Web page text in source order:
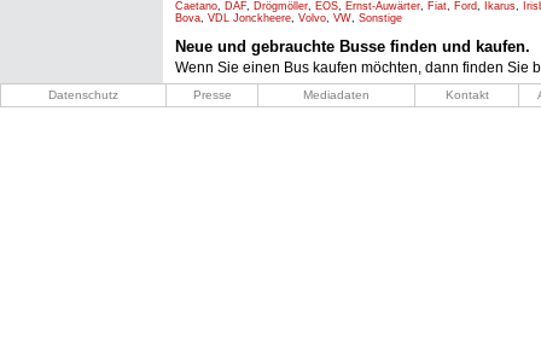
Caetano, DAF, Drögmöller, EOS, Ernst-Auwärter, Fiat, Ford, Ikarus,
Bova, VDL Jonckheere, Volvo, VW, Sonstige
Neue und gebrauchte Busse finden und kaufen.
Wenn Sie einen Bus kaufen möchten, dann finden Sie
Datenschutz Presse Mediadaten Kontakt